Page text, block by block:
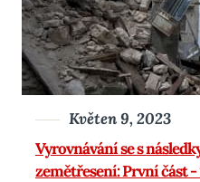
Vyrovnávání se s
zemětřesení: První část -
Květen 9, 2023